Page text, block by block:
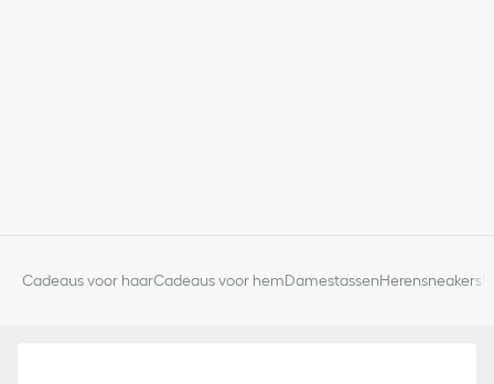
Cadeaus voor haarCadeaus voor hemDamestassenHerensneakers